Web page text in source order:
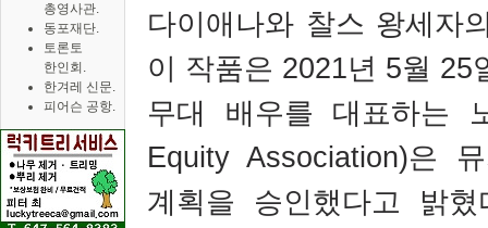
총영사관.
동포재단.
토론토
한인회.
한겨레 신문.
피어슨 공항.
다이애나와 찰스 왕세자
이 작품은 2021년 5월 25
무대 배우를 대표하는
Equity Association)은
계획을 승인했다고 밝혔